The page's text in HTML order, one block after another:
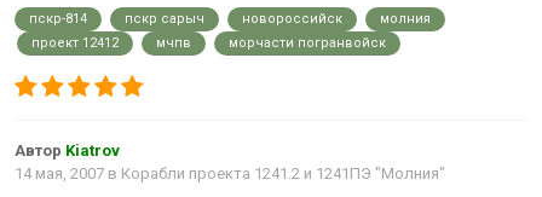
пскр-814 пскр сарыч новороссийск
молния
проект 12412
мчпв морчасти погранвойск
Автор Kiatrov
14 мая, 2007 в Корабли проекта 1241.2 и 1241ПЭ "Молния"